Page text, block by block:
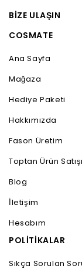
BIZE ULAŞIN
COSMATE
Ana Sayfa
Mağaza
Hediye Paketi
Hakkımızda
Fason Üretim
Toptan Ürün Satışı
Blog
İletişim
Hesabım
POLİTİKALAR
Sıkça Sorulan